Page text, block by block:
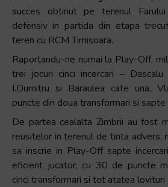
the
screen
reader
help
you
navigate
and
interact
with
the
content.
succes obtinut pe terenul
defensiv in partida din etapa
teren cu RCM Timisoara.
Raportandu-ne numai la Play-Off,
trei jocuri cinci incercari – Dascalu
I.Dumitru si Baraulea cate una,
puncte din doua transformari si
De partea cealalta Zimbrii au fost
reusitelor in terenul de tinta advers,
sa inscrie in Play-Off sapte
eficient jucator, cu 30 de puncte
cinci transformari si tot atatea lovituri